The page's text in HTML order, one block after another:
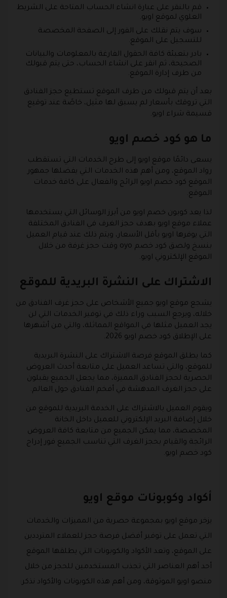
قم بالنقر على عبارة انشاء الحساب المتاحة على الشريط
العلوي لموقع اويو.
سوف يتم نقلك على الفور إلى الصفحة المخصصة
للتسجيل على الموقع.
بادر بتعبئة كافة الحقول الفارغة بالمعلومات والبيانات
الصحيحة، ثم انقر على انشاء الحساب، حتى يتم قبولك
من طرف إدارة الموقع.
بعد أن يتم قبولك من طرف الموقع تستطيع حجز الفنادق
التي تروقك بأسعار لم يسبق لها مثيل، خاصًة عند توقيع
قسيمة شراء اويو.
ما هو كود خصم اويو
يسعى دائمًا موقع اويو إلى طرح الخدمات التي تستقطب
رواد الموقع، ومن أهم هذه الخدمات التي يفضلها جمهور
الموقع كود خصم اويو الرائج والفعال على كافة خدمات
الموقع.
لذا يعد كوبون خصم اويو من أبرز الوسائل التي يستخدمها
عملاء موقع اويو بهدف حجز الغرف في الفنادق المختلفة
التي يوفرها اويو بأقل الأسعار، ويتم ذلك عند قيام العميل
بنسخ ولصق كود خصم oyo وقت حجز غرفة من خلال
الموقع الإلكتروني اويو.
الاشتراك على النشرة البريدية للموقع
يشجع موقع اويو جميع الأشخاص على حجز غرف الفنادق من
خلاله، ويرجع السبب وراء ذلك في توفير الخدمات التي لن
يجد العميل مثلها في المواقع المماثلة، والتي من أشهرها
على الإطلاق كود خصم اويو 2026.
كما يطلق الموقع فرصة الاشتراك على النشرة البريدية
للموقع، والتي تساعد العميل على متابعة أحدث العروض
الحصرية لحجز الفنادق المميزة، مما يجعل الجميع يقبلون
على حجز الغرف المدهشة في أفخم الفنادق حول العالم.
ويقوم العميل بالاشتراك على الخدمة البريدية للموقع من
خلال إضافة البريد الإلكتروني للعميل داخل الخانة
المخصصة، مما يمكن الجميع من متابعة كافة العروض
الرائجة والقيام بحجز الغرف التي تناسب الجميع فور إدراج
كود خصم اويو.
أكواد وكوبونات موقع اويو
يزخر موقع اويو بمجموعة حصرية من المميزات والخدمات
التي تعمل على توفير أفضل فرصة حجز للعملاء المترددين
على الموقع، وتعد الأكواد والكوبونات التي يطلقها الموقع
أحد أهم العناصر التي تجذب المستخدمين للحجز من خلال
منصو اويو الموثوقة، ومن أهم هذه الكوبونات والأكواد نذكر: